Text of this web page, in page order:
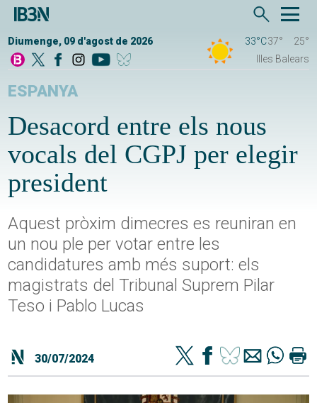
Diumenge, 09 d'agost de 2026 33°C37°
25°
Illes Balears
ESPANYA
Desacord entre els nous
vocals del CGPJ per elegir
president
Aquest pròxim dimecres es reuniran en
un nou ple per votar entre les
candidatures amb més suport: els
magistrats del Tribunal Suprem Pilar
Teso i Pablo Lucas
30/07/2024